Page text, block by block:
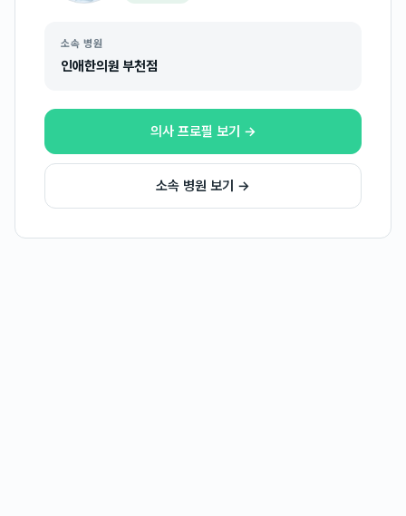
소속 병원
인애한의원 부천점
의사 프로필 보기 →
소속 병원 보기 →